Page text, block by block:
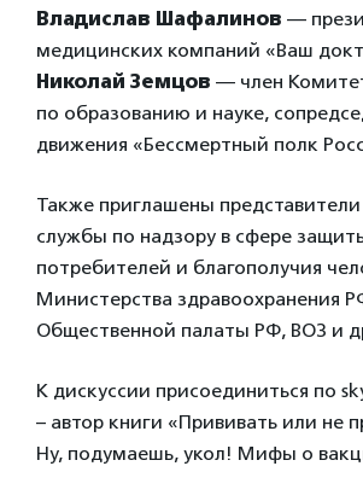
Владислав Шафалинов —
медицинских компаний «Ваш
Николай Земцов — член
по образованию и науке,
движения «Бессмертный полк
Также приглашены
службы по надзору в сфере
потребителей и благополучия
Министерства здравоохранения
Общественной палаты РФ, ВОЗ и
К дискуссии присоединиться по
– автор книги «Прививать или не
Ну, подумаешь, укол! Мифы о